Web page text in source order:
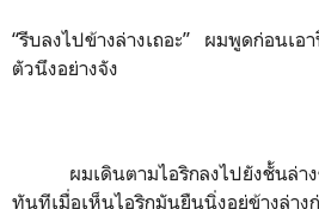
“รีบลงไปข้างล่างเถอะ” ผมพูดก่อนเ
ตัวนึงอย่างจัง
ผมเดินตามไอริกลงไปยังชั้นล่างข
ทันทีเมื่อเห็นไอริกมันยืนนิ่งอยู่ข้างล่าง